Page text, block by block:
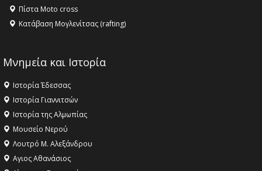
Πίστα Moto cross
Κατάβαση Μογλενίτσας (rafting)
Μνημεία και Ιστορία
Ιστορία Έδεσσας
Ιστορία Γιαννιτσών
Ιστορία της Αλμωπίας
Μουσείο Νερού
Λουτρό Μ. Αλεξάνδρου
Αγιος Αθανάσιος